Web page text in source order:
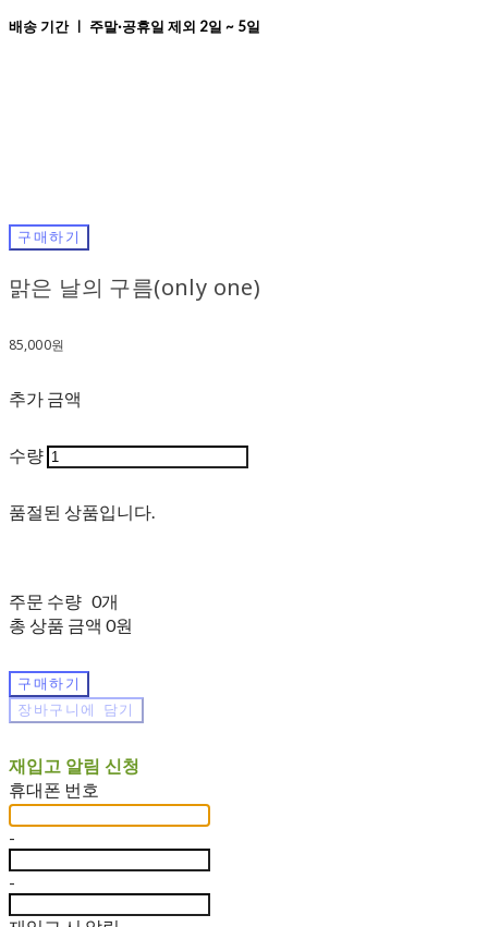
배송 기간 ㅣ 주말·공휴일 제외 2일 ~ 5일
구매하기
맑은 날의 구름(only one)
85,000원
추가 금액
수량
품절된 상품입니다.
주문 수량 0개
총 상품 금액 0원
구매하기
장바구니에 담기
재입고 알림 신청
휴대폰 번호
-
-